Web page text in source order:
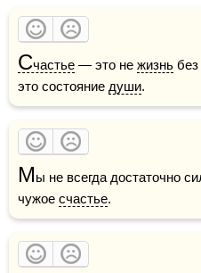
Счастье — это не жизнь
это состояние души.
Мы не всегда достаточно
чужое счастье.